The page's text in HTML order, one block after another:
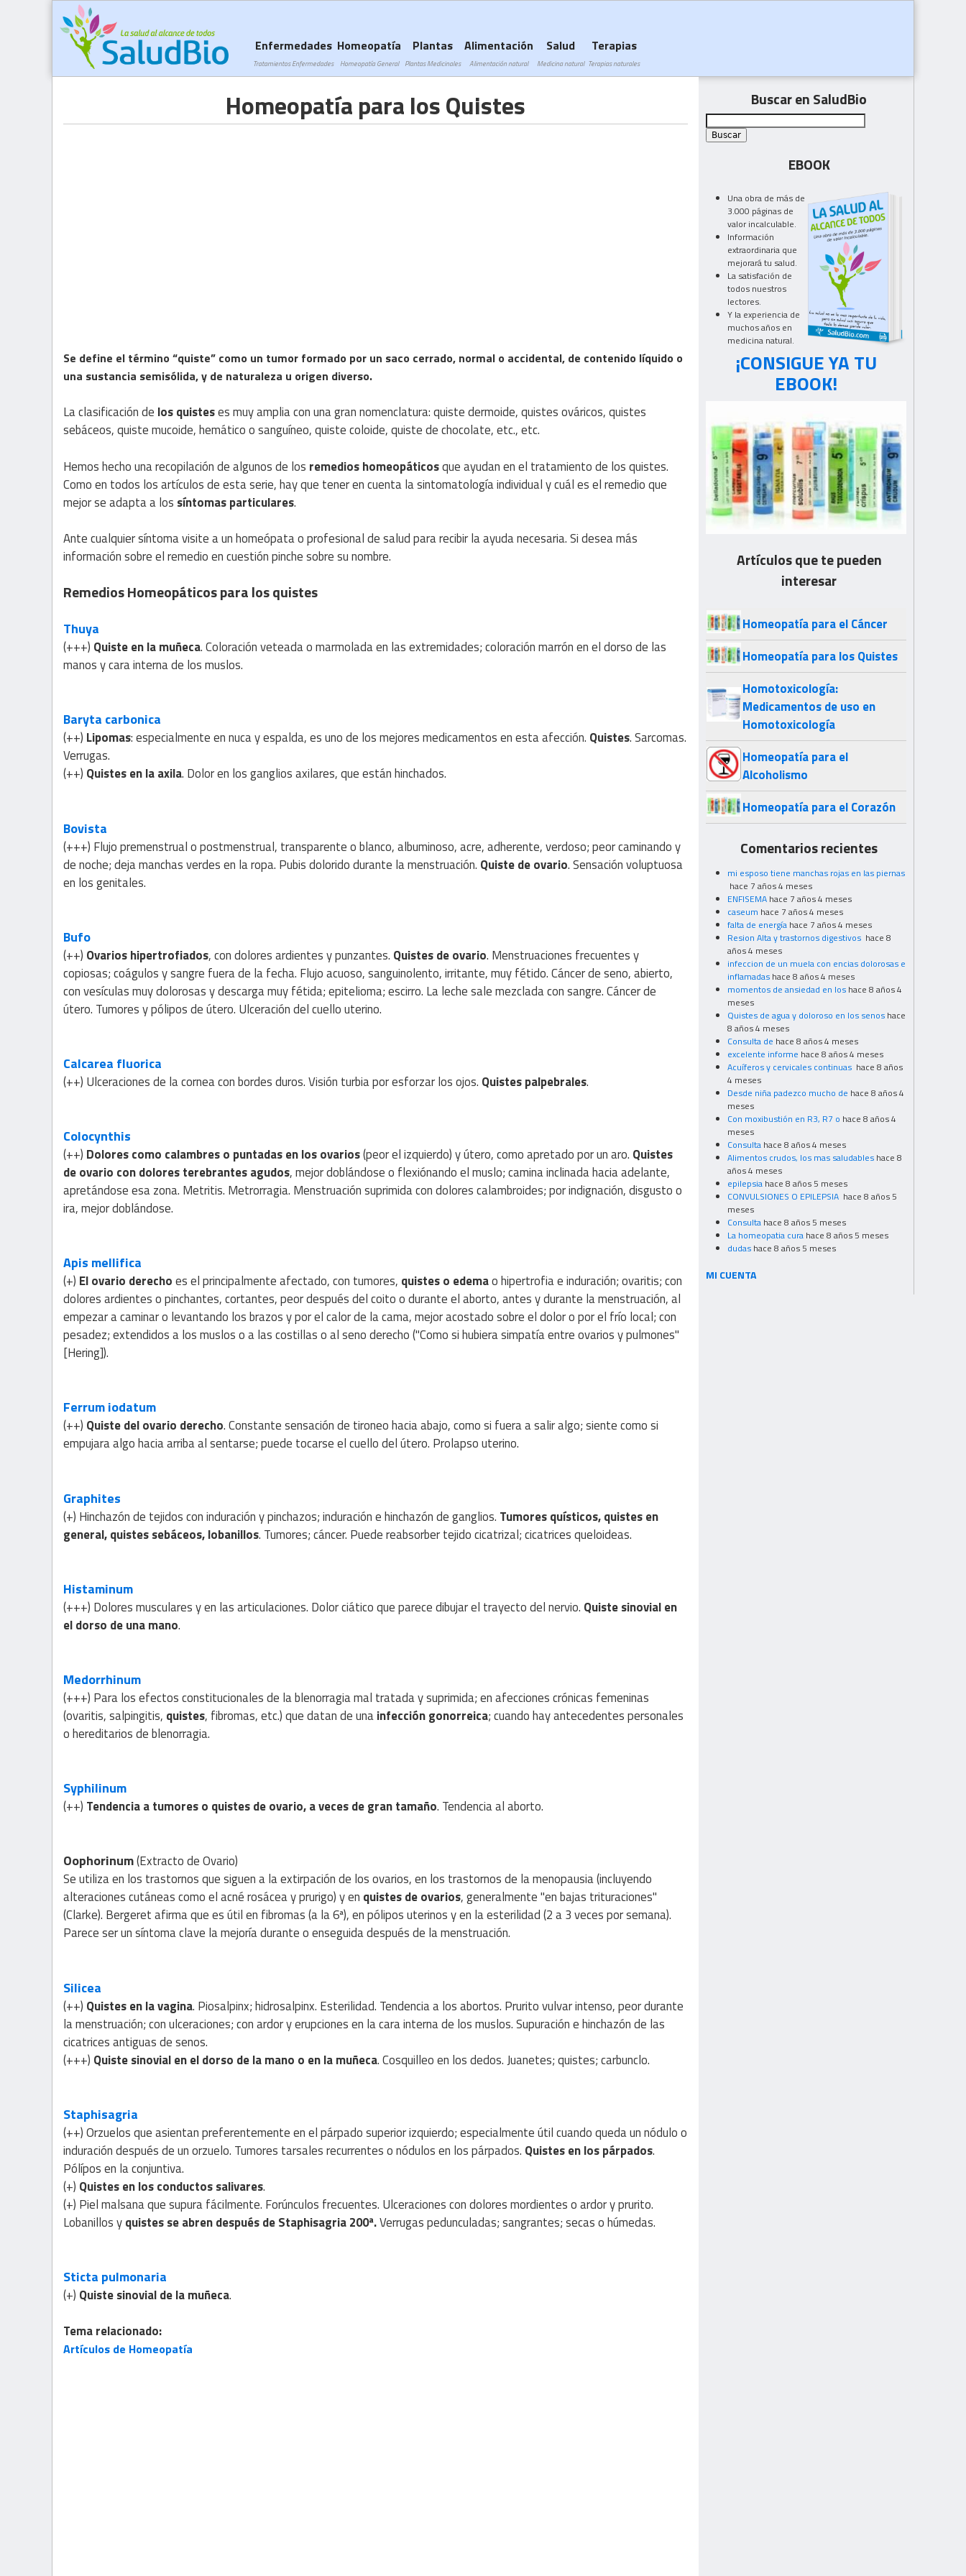
Homeopatía para los Quistes
Se define el término “quiste” como un tumor formado por un saco cerrado, normal o accidental, de contenido líquido o
una sustancia semisólida, y de naturaleza u origen diverso.
La clasificación de los quisteses muy amplia con una gran nomenclatura: quiste dermoide, quistes ováricos, quistes
sebáceos, quiste mucoide, hemático o sanguíneo, quiste coloide, quiste de chocolate, etc., etc.
Hemos hecho una recopilación de algunos de los remedios homeopáticosque ayudan en el tratamiento de los quistes.
Como en todos los artículos de esta serie, hay que tener en cuenta la sintomatología individual y cuál es el remedio que
mejor se adapta a los síntomas particulares.
Ante cualquier síntoma visite a un homeópata o profesional de salud para recibir la ayuda necesaria. Si desea más
información sobre el remedio en cuestión pinche sobre su nombre.
Remedios Homeopáticos para los quistes
Thuya
(+++) Quiste en la muñeca. Coloración veteada o marmolada en las extremidades; coloración marrón en el dorso de las
manos y cara interna de los muslos.
Baryta carbonica
(++) Lipomas: especialmente en nuca y espalda, es uno de los mejores medicamentos en esta afección. Quistes. Sarcomas.
Verrugas.
(++) Quistes en la axila. Dolor en los ganglios axilares, que están hinchados.
Bovista
(+++) Flujo premenstrual o postmenstrual, transparente o blanco, albuminoso, acre, adherente, verdoso; peor caminando y
de noche; deja manchas verdes en la ropa. Pubis dolorido durante la menstruación. Quiste de ovario. Sensación voluptuosa
en los genitales.
Bufo
(++) Ovarios hipertrofiados, con dolores ardientes y punzantes. Quistes de ovario. Menstruaciones frecuentes y
copiosas; coágulos y sangre fuera de la fecha. Flujo acuoso, sanguinolento, irritante, muy fétido. Cáncer de seno, abierto,
con vesículas muy dolorosas y descarga muy fétida; epitelioma; escirro. La leche sale mezclada con sangre. Cáncer de
útero. Tumores y pólipos de útero. Ulceración del cuello uterino.
Calcarea fluorica
(++) Ulceraciones de la cornea con bordes duros. Visión turbia por esforzar los ojos. Quistes palpebrales.
Colocynthis
(++) Dolores como calambres o puntadas en los ovarios(peor el izquierdo) y útero, como apretado por un aro. Quistes
de ovario con dolores terebrantes agudos, mejor doblándose o flexiónando el muslo; camina inclinada hacia adelante,
apretándose esa zona. Metritis. Metrorragia. Menstruación suprimida con dolores calambroides; por indignación, disgusto o
ira, mejor doblándose.
Apis mellifica
(+) El ovario derechoes el principalmente afectado, con tumores, quistes o edemao hipertrofia e induración; ovaritis; con
dolores ardientes o pinchantes, cortantes, peor después del coito o durante el aborto, antes y durante la menstruación, al
empezar a caminar o levantando los brazos y por el calor de la cama, mejor acostado sobre el dolor o por el frío local; con
pesadez; extendidos a los muslos o a las costillas o al seno derecho ("Como si hubiera simpatía entre ovarios y pulmones"
[Hering]).
Ferrum iodatum
(++) Quiste del ovario derecho. Constante sensación de tironeo hacia abajo, como si fuera a salir algo; siente como si
empujara algo hacia arriba al sentarse; puede tocarse el cuello del útero. Prolapso uterino.
Graphites
(+) Hinchazón de tejidos con induración y pinchazos; induración e hinchazón de ganglios. Tumores quísticos, quistes en
general, quistes sebáceos, lobanillos. Tumores; cáncer. Puede reabsorber tejido cicatrizal; cicatrices queloideas.
Histaminum
(+++) Dolores musculares y en las articulaciones. Dolor ciático que parece dibujar el trayecto del nervio. Quiste sinovial en
el dorso de una mano.
Medorrhinum
(+++) Para los efectos constitucionales de la blenorragia mal tratada y suprimida; en afecciones crónicas femeninas
(ovaritis, salpingitis, quistes, fibromas, etc.) que datan de unainfección gonorreica; cuando hay antecedentes personales
o hereditarios de blenorragia.
Syphilinum
(++) Tendencia a tumores o quistes de ovario, a veces de gran tamaño. Tendencia al aborto.
Oophorinum(Extracto de Ovario)
Se utiliza en los trastornos que siguen a la extirpación de los ovarios, en los trastornos de la menopausia (incluyendo
alteraciones cutáneas como el acné rosácea y prurigo) y en quistes de ovarios, generalmente "en bajas trituraciones"
(Clarke). Bergeret afirma que es útil en fibromas (a la 6ª), en pólipos uterinos y en la esterilidad (2 a 3 veces por semana).
Parece ser un síntoma clave la mejoría durante o enseguida después de la menstruación.
Silicea
(++) Quistes en la vagina. Piosalpinx; hidrosalpinx. Esterilidad. Tendencia a los abortos. Prurito vulvar intenso, peor durante
la menstruación; con ulceraciones; con ardor y erupciones en la cara interna de los muslos. Supuración e hinchazón de las
cicatrices antiguas de senos.
(+++) Quiste sinovial en el dorso de la mano o en la muñeca. Cosquilleo en los dedos. Juanetes; quistes; carbunclo.
Staphisagria
(++) Orzuelos que asientan preferentemente en el párpado superior izquierdo; especialmente útil cuando queda un nódulo o
induración después de un orzuelo. Tumores tarsales recurrentes o nódulos en los párpados. Quistes en los párpados.
Pólípos en la conjuntiva.
(+) Quistes en los conductos salivares.
(+) Piel malsana que supura fácilmente. Forúnculos frecuentes. Ulceraciones con dolores mordientes o ardor y prurito.
Lobanillos yquistes se abren después de Staphisagria 200ª.Verrugas pedunculadas; sangrantes; secas o húmedas.
Sticta pulmonaria
(+) Quiste sinovial de la muñeca.
Tema relacionado:
Artículos de Homeopatía
Enfermedades
Tratamientos Enfermedades
Homeopatía
Homeopatía General
Plantas
Plantas Medicinales
Alimentación
Alimentación natural
Salud
Medicina natural
Terapias
Terapias naturales
Buscar en SaludBio
EBOOK
Una obra de más de
3.000 páginas de
valor incalculable.
Información
extraordinaria que
mejorará tu salud.
La satisfación de
todos nuestros
lectores.
Y la experiencia de
muchos años en
medicina natural.
¡CONSIGUE YA TU
EBOOK!
Artículos que te pueden
interesar
Homeopatía para el Cáncer
Homeopatía para los Quistes
Homotoxicología:
Medicamentos de uso en
Homotoxicología
Homeopatía para el
Alcoholismo
Homeopatía para el Corazón
Comentarios recientes
mi esposo tiene manchas rojas en las piernas
hace 7 años 4 meses
ENFISEMA hace 7 años 4 meses
caseum hace 7 años 4 meses
falta de energía hace 7 años 4 meses
Resion Alta y trastornos digestivos hace 8
años 4 meses
infeccion de un muela con encias dolorosas e
inflamadas hace 8 años 4 meses
momentos de ansiedad en los hace 8 años 4
meses
Quistes de agua y doloroso en los senos hace
8 años 4 meses
Consulta de hace 8 años 4 meses
excelente informe hace 8 años 4 meses
Acuíferos y cervicales continuas hace 8 años
4 meses
Desde niña padezco mucho de hace 8 años 4
meses
Con moxibustión en R3, R7 o hace 8 años 4
meses
Consulta hace 8 años 4 meses
Alimentos crudos, los mas saludables hace 8
años 4 meses
epilepsia hace 8 años 5 meses
CONVULSIONES O EPILEPSIA hace 8 años 5
meses
Consulta hace 8 años 5 meses
La homeopatia cura hace 8 años 5 meses
dudas hace 8 años 5 meses
MI CUENTA